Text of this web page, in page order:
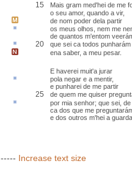
15
Mais gram med'hei de me
o seu amor, quando a vir,
de nom poder dela partir
os meus olhos, nem me
de quantos m'entom
20 que sei ca todos punharám
ena saber, a meu pesar.
E haverei muit'a jurar
pola negar e a mentir,
e punharei de me partir
25
de quem me quiser
por mia senhor; que sei, de
ca dos que me
e dos outros m'hei a
----- Increase text size